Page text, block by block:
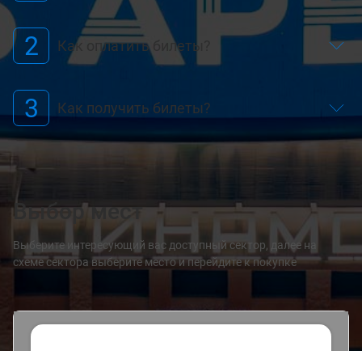
2 Как оплатить билеты?
3 Как получить билеты?
Выбор мест
Выберите интересующий вас доступный сектор, далее на
схеме сектора выберите место и перейдите к покупке